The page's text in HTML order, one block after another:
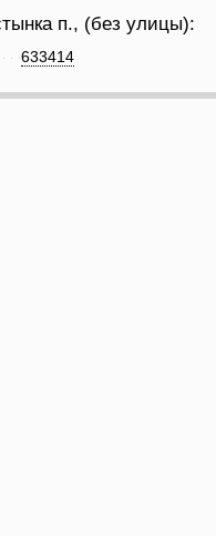
п., (без улицы):
633414